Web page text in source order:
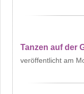
Tanzen auf der